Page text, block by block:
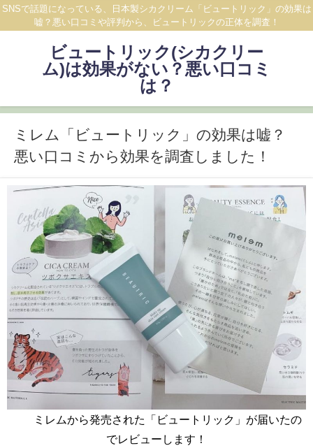
SNSで話題になっている、日本製シカクリーム「ビュートリック」の効果は
嘘？悪い口コミや評判から、ビュートリックの正体を調査！
ビュートリック(シカクリー
ム)は効果がない？悪い口コミ
は？
ミレム「ビュートリック」の効果は嘘？
悪い口コミから効果を調査しました！
ミレムから発売された「ビュートリック」が届いたの
でレビューします！